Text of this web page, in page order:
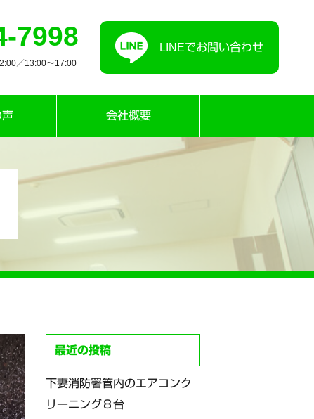
7998
／13:00〜17:00
LINEでお問い合わせ
声 会社概要
最近の投稿
下妻消防署管内のエアコンク
リーニング８台